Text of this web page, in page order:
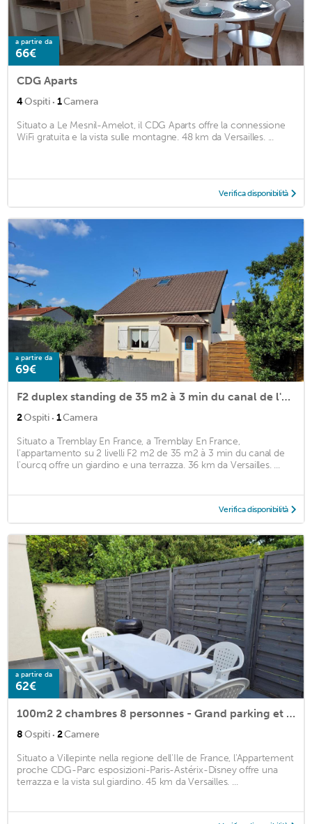
a partire da
66€
CDG Aparts
4Ospiti · 1Camera
Situato a Le Mesnil-Amelot, il CDG Aparts offre la connessione
WiFi gratuita e la vista sulle montagne. 48 km da Versailles. ...
Verifica disponibilità
a partire da
69€
F2 duplex standing de 35 m2 à 3 min du canal de l'ourcq
2Ospiti · 1Camera
Situato a Tremblay En France, a Tremblay En France,
l'appartamento su 2 livelli F2 m2 de 35 m2 à 3 min du canal de
l'ourcq offre un giardino e una terrazza. 36 km da Versailles. ...
Verifica disponibilità
a partire da
62€
100m2 2 chambres 8 personnes - Grand parking et terrasse privée - Proche CDG-Parc expositions-Paris-Astérix-Disney
8Ospiti · 2Camere
Situato a Villepinte nella regione dell'Ile de France, l'Appartement
proche CDG-Parc esposizioni-Paris-Astérix-Disney offre una
terrazza e la vista sul giardino. 45 km da Versailles. ...